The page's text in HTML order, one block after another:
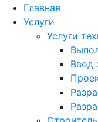
Главная
Услуги
Услуги
Ввод